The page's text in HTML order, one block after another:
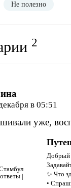
Не полезно
2
в 05:51
уже,
Добрый
✨ Что
•